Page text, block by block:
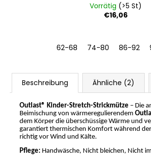
Vorrätig (>5 St)
€16,06
62-68 74-80 86-92
Beschreibung Ähnliche (2)
Outlast® Kinder-Stretch-Strickmütze – Die
Beimischung von wärmeregulierendem
dem Körper die überschüssige Wärme und
garantiert thermischen Komfort während
richtig vor Wind und Kälte.
Pflege: Handwäsche, Nicht bleichen, Nicht